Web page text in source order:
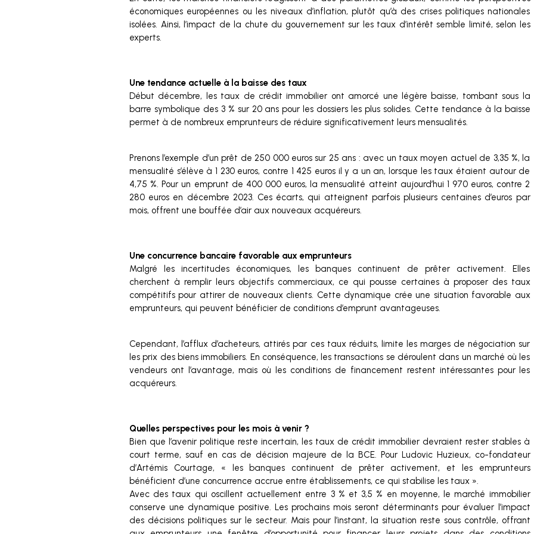
économiques européennes ou les niveaux d’inflation, plutôt qu’à des crises politiques nationales
isolées. Ainsi, l’impact de la chute du gouvernement sur les taux d’intérêt semble limité, selon les
experts.
Une tendance actuelle à la baisse des taux
Début décembre, les taux de crédit immobilier ont amorcé une légère baisse, tombant sous la
barre symbolique des 3 % sur 20 ans pour les dossiers les plus solides. Cette tendance à la baisse
permet à de nombreux emprunteurs de réduire significativement leurs mensualités.
Prenons l’exemple d’un prêt de 250 000 euros sur 25 ans : avec un taux moyen actuel de 3,35 %, la
mensualité s’élève à 1 230 euros, contre 1 425 euros il y a un an, lorsque les taux étaient autour de
4,75 %. Pour un emprunt de 400 000 euros, la mensualité atteint aujourd’hui 1 970 euros, contre 2
280 euros en décembre 2023. Ces écarts, qui atteignent parfois plusieurs centaines d’euros par
mois, offrent une bouffée d’air aux nouveaux acquéreurs.
Une concurrence bancaire favorable aux emprunteurs
Malgré les incertitudes économiques, les banques continuent de prêter activement. Elles
cherchent à remplir leurs objectifs commerciaux, ce qui pousse certaines à proposer des taux
compétitifs pour attirer de nouveaux clients. Cette dynamique crée une situation favorable aux
emprunteurs, qui peuvent bénéficier de conditions d’emprunt avantageuses.
Cependant, l’afflux d’acheteurs, attirés par ces taux réduits, limite les marges de négociation sur
les prix des biens immobiliers. En conséquence, les transactions se déroulent dans un marché où les
vendeurs ont l’avantage, mais où les conditions de financement restent intéressantes pour les
acquéreurs.
Quelles perspectives pour les mois à venir ?
Bien que l’avenir politique reste incertain, les taux de crédit immobilier devraient rester stables à
court terme, sauf en cas de décision majeure de la BCE. Pour Ludovic Huzieux, co-fondateur
d’Artémis Courtage, « les banques continuent de prêter activement, et les emprunteurs
bénéficient d’une concurrence accrue entre établissements, ce qui stabilise les taux ».
Avec des taux qui oscillent actuellement entre 3 % et 3,5 % en moyenne, le marché immobilier
conserve une dynamique positive. Les prochains mois seront déterminants pour évaluer l’impact
des décisions politiques sur le secteur. Mais pour l’instant, la situation reste sous contrôle, offrant